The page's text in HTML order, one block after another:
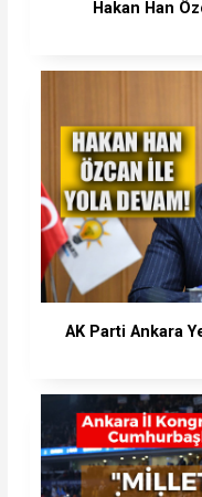
Hakan Han
AK Parti Ankara